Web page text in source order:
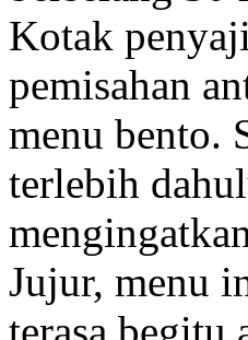
Kotak
pemisahan
menu bento.
terlebih
Jujur, menu